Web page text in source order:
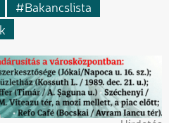
Bakancslista